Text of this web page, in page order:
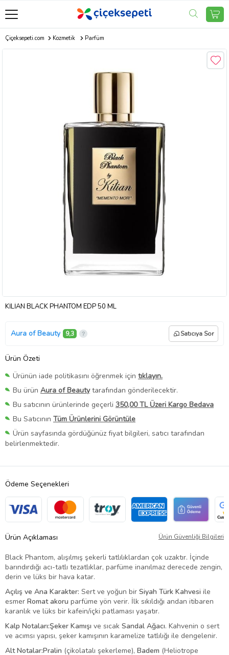
Çiçeksepeti.com Kozmetik Parfüm
KİLİAN BLACK PHANTOM EDP 50 ML
Aura of Beauty 9,3 Satıcıya Sor
Ürün Özeti
Ürünün iade politikasını öğrenmek için tıklayın.
Bu ürün Aura of Beautytarafından gönderilecektir.
Bu satıcının ürünlerinde geçerli 350,00 TL Üzeri Kargo Bedava
Bu Satıcının Tüm Ürünlerini Görüntüle
Ürün sayfasında gördüğünüz fiyat bilgileri, satıcı tarafından
belirlenmektedir.
Ödeme Seçenekleri
Ürün Açıklaması Ürün Güvenliği Bilgileri
Black Phantom, alışılmış şekerli tatlılıklardan çok uzaktır. İçinde
barındırdığı acı-tatlı tezatlıklar, parfüme inanılmaz derecede zengin,
derin ve lüks bir hava katar.
Açılış ve Ana Karakter: Sert ve yoğun bir Siyah Türk Kahvesi ile
esmer Romat akoru parfüme yön verir. İlk sıkıldığı andan itibaren
karanlık ve lüks bir kafein/içki patlaması yaşatır.
Kalp Notaları:Şeker Kamışı ve sıcak Sandal Ağacı. Kahvenin o sert
ve acımsı yapısı, şeker kamışının karamelize tatlılığı ile dengelenir.
Alt Notalar:Pralin (çikolatalı şekerleme), Badem (Heliotrope